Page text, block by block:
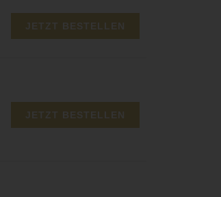
JETZT BESTELLEN
JETZT BESTELLEN